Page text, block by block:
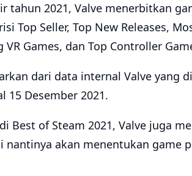
tahun 2021, Valve menerbitkan
Top Seller, Top New Releases,
Games, dan Top Controller
dari data internal Valve yang
15 Desember 2021.
Best of Steam 2021, Valve juga
akan menentukan game